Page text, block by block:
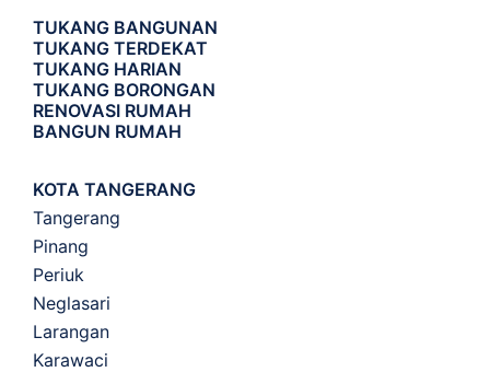
TUKANG BANGUNAN
TUKANG TERDEKAT
TUKANG HARIAN
TUKANG BORONGAN
RENOVASI RUMAH
BANGUN RUMAH
KOTA TANGERANG
Tangerang
Pinang
Periuk
Neglasari
Larangan
Karawaci